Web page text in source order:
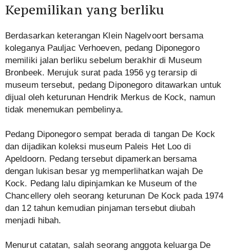
Kepemilikan yang berliku
Berdasarkan keterangan Klein Nagelvoort bersama
koleganya Pauljac Verhoeven, pedang Diponegoro
memiliki jalan berliku sebelum berakhir di Museum
Bronbeek. Merujuk surat pada 1956 yg terarsip di
museum tersebut, pedang Diponegoro ditawarkan untuk
dijual oleh keturunan Hendrik Merkus de Kock, namun
tidak menemukan pembelinya.
Pedang Diponegoro sempat berada di tangan De Kock
dan dijadikan koleksi museum Paleis Het Loo di
Apeldoorn. Pedang tersebut dipamerkan bersama
dengan lukisan besar yg memperlihatkan wajah De
Kock. Pedang lalu dipinjamkan ke Museum of the
Chancellery oleh seorang keturunan De Kock pada 1974
dan 12 tahun kemudian pinjaman tersebut diubah
menjadi hibah.
Menurut catatan, salah seorang anggota keluarga De